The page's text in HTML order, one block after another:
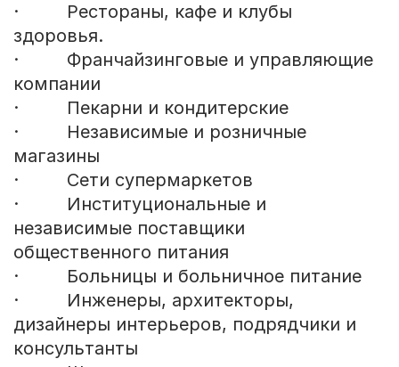
· Рестораны, кафе и клубы
здоровья.
· Франчайзинговые и управляющие
компании
· Пекарни и кондитерские
· Независимые и розничные
магазины
· Сети супермаркетов
· Институциональные и
независимые поставщики
общественного питания
· Больницы и больничное питание
· Инженеры, архитекторы,
дизайнеры интерьеров, подрядчики и
консультанты